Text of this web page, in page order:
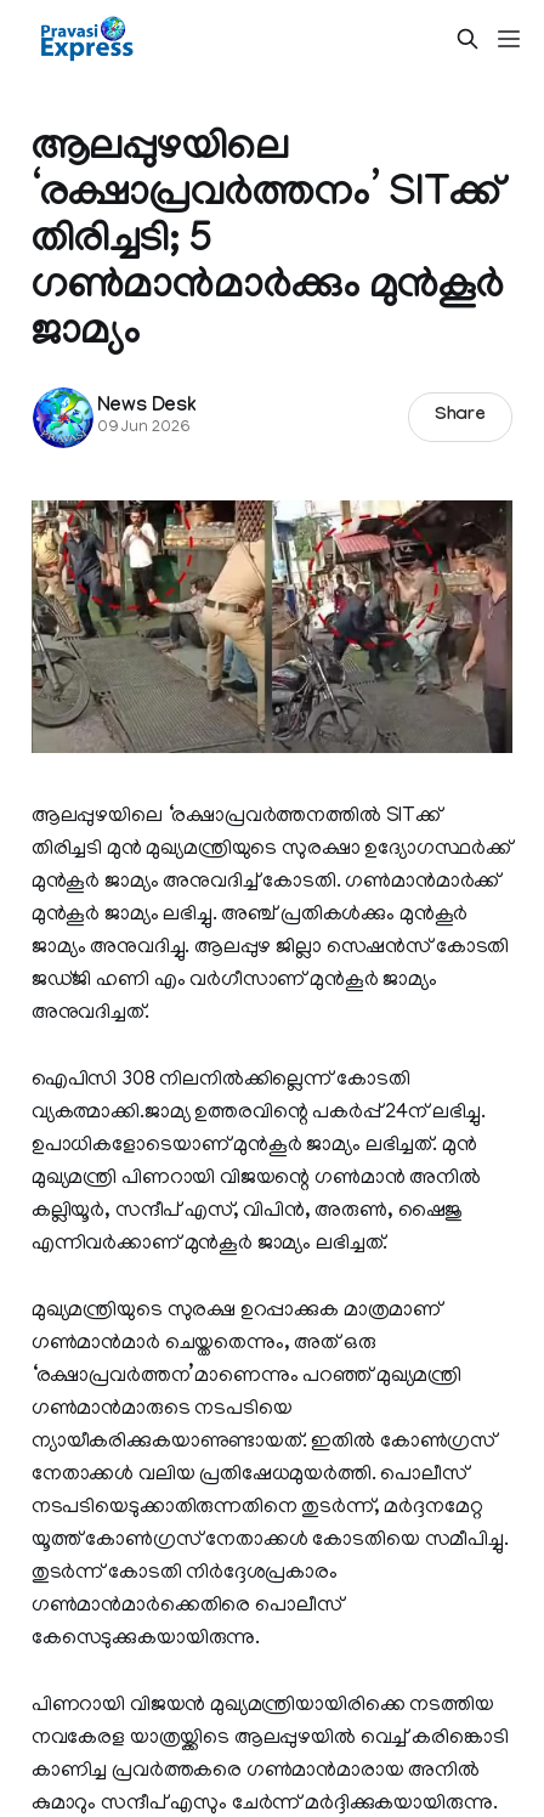
ആലപ്പുഴയിലെ
‘രക്ഷാപ്രവർത്തനം’ SITക്ക്
തിരിച്ചടി; 5
ഗൺമാൻമാർക്കും മുൻകൂർ
ജാമ്യം
News Desk
09 Jun 2026
Share
ആലപ്പുഴയിലെ ‘രക്ഷാപ്രവർത്തനത്തിൽ SITക്ക്
തിരിച്ചടി മുന്‍ മുഖ്യമന്ത്രിയുടെ സുരക്ഷാ ഉദ്യോഗസ്ഥർക്ക്
മുൻകൂർ ജാമ്യം അനുവദിച്ച് കോടതി. ഗൺമാൻമാർക്ക്‌
മുൻകൂർ ജാമ്യം ലഭിച്ചു. അഞ്ച് പ്രതികൾക്കും മുൻകൂർ
ജാമ്യം അനുവദിച്ചു. ആലപ്പുഴ ജില്ലാ സെഷൻസ് കോടതി
ജഡ്ജി ഹണി എം വർഗീസാണ് മുൻകൂർ ജാമ്യം
അനുവദിച്ചത്.
ഐപിസി 308 നിലനിൽക്കില്ലെന്ന് കോടതി
വ്യകത്മാക്കി.ജാമ്യ ഉത്തരവിന്റെ പകർപ്പ് 24ന് ലഭിച്ചു.
ഉപാധികളോടെയാണ് മുൻകൂർ ജാമ്യം ലഭിച്ചത്. മുൻ
മുഖ്യമന്ത്രി പിണറായി വിജയന്റെ ഗൺമാൻ അനിൽ
കല്ലിയൂർ, സന്ദീപ് എസ്, വിപിൻ, അരുൺ, ഷൈജു
എന്നിവർക്കാണ് മുൻ‌കൂർ ജാമ്യം ലഭിച്ചത്.
മുഖ്യമന്ത്രിയുടെ സുരക്ഷ ഉറപ്പാക്കുക മാത്രമാണ്
ഗൺമാൻമാർ ചെയ്തതെന്നും, അത് ഒരു
‘രക്ഷാപ്രവർത്തന’മാണെന്നും പറഞ്ഞ് മുഖ്യമന്ത്രി
ഗൺമാൻമാരുടെ നടപടിയെ
ന്യായീകരിക്കുകയാണുണ്ടായത്. ഇതിൽ കോൺഗ്രസ്
നേതാക്കൾ വലിയ പ്രതിഷേധമുയർത്തി. പൊലീസ്
നടപടിയെടുക്കാതിരുന്നതിനെ തുടർന്ന്, മർദ്ദനമേറ്റ
യൂത്ത് കോൺഗ്രസ് നേതാക്കൾ കോടതിയെ സമീപിച്ചു.
തുടർന്ന് കോടതി നിർദ്ദേശപ്രകാരം
ഗൺമാൻമാർക്കെതിരെ പൊലീസ്
കേസെടുക്കുകയായിരുന്നു.
പിണറായി വിജയൻ മുഖ്യമന്ത്രിയായിരിക്കെ നടത്തിയ
നവകേരള യാത്രയ്ക്കിടെ ആലപ്പുഴയിൽ വെച്ച് കരിങ്കൊടി
കാണിച്ച പ്രവർത്തകരെ ഗൺമാൻമാരായ അനിൽ
കുമാറും സന്ദീപ് എസും ചേർന്ന് മർദ്ദിക്കുകയായിരുന്നു.